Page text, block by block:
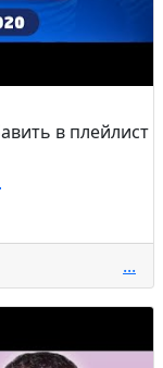
...